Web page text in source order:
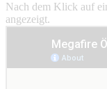
Nach dem Klick auf
angezeigt.